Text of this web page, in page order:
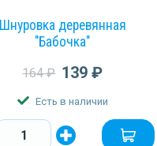
Шнуровка деревянная
"Бабочка"
164 ₽ 139 ₽
Есть в наличии